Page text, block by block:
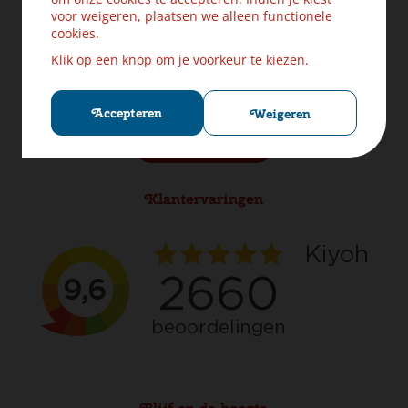
voor weigeren, plaatsen we alleen functionele
cookies.
Klik op een knop om je voorkeur te kiezen.
Accepteren Weigeren
Levering & Verzendinformatie
Ruilen & Retourneren
Klachten? Laat ons helpen!
Cookies
Klantervaringen